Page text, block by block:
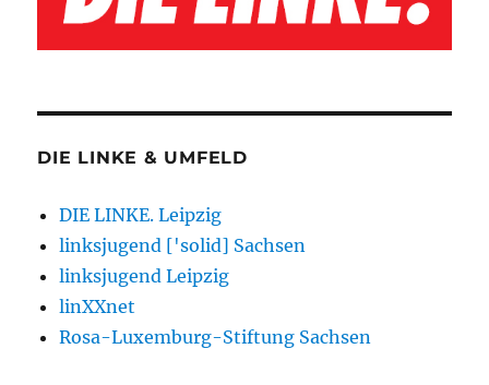
DIE LINKE & UMFELD
DIE LINKE. Leipzig
linksjugend ['solid] Sachsen
linksjugend Leipzig
linXXnet
Rosa-Luxemburg-Stiftung Sachsen